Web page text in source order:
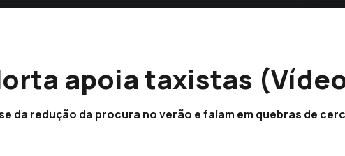
apoia taxistas
da redução da procura no verão e falam em quebras de